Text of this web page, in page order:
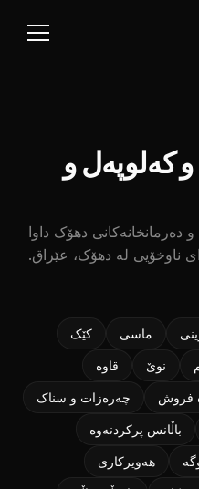
کەلوپەل و
دەرمانخانەکانی دهۆک داوا
ناوخۆیی لە دهۆک، عێراق.
ماسی کێک
نوێ قاوه
فروش چەرەزات و سناک
باڵانس پرکردنەوە
هەویرکاری